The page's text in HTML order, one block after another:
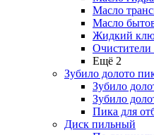
Масло
Масло
Жидкий
Очистители
Ещё 2
Зубило долото
Зубило
Зубило
Пика для
Диск пильный